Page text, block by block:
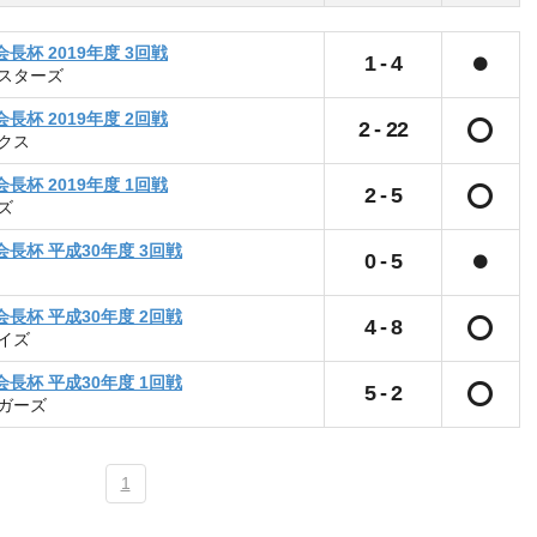
長杯 2019年度 3回戦
ターズ
1-4
長杯 2019年度 2回戦
ス
2- 22
長杯 2019年度 1回戦
2-5
長杯 平成30年度 3回戦 0-5
長杯 平成30年度 2回戦
ズ
4-8
長杯 平成30年度 1回戦
ーズ
5-2
1